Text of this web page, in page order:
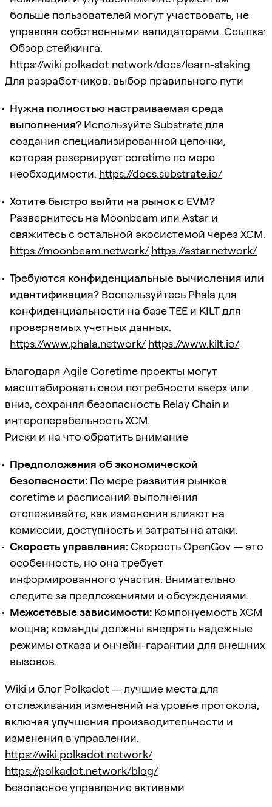
больше пользователей могут участвовать, не
управляя собственными валидаторами. Ссылка:
Обзор стейкинга.
https://wiki.polkadot.network/docs/learn-staking
Для разработчиков: выбор правильного пути
Нужна полностью настраиваемая среда
выполнения? Используйте Substrate для
создания специализированной цепочки,
которая резервирует coretime по мере
необходимости. https://docs.substrate.io/
Хотите быстро выйти на рынок с EVM?
Развернитесь на Moonbeam или Astar и
свяжитесь с остальной экосистемой через XCM.
https://moonbeam.network/ https://astar.network/
Требуются конфиденциальные вычисления или
идентификация? Воспользуйтесь Phala для
конфиденциальности на базе TEE и KILT для
проверяемых учетных данных.
https://www.phala.network/ https://www.kilt.io/
Благодаря Agile Coretime проекты могут
масштабировать свои потребности вверх или
вниз, сохраняя безопасность Relay Chain и
интероперабельность XCM.
Риски и на что обратить внимание
Предположения об экономической
безопасности: По мере развития рынков
coretime и расписаний выполнения
отслеживайте, как изменения влияют на
комиссии, доступность и затраты на атаки.
Скорость управления:Скорость OpenGov — это
особенность, но она требует
информированного участия. Внимательно
следите за предложениями и обсуждениями.
Межсетевые зависимости: Компонуемость XCM
мощна; команды должны внедрять надежные
режимы отказа и ончейн-гарантии для внешних
вызовов.
Wiki и блог Polkadot — лучшие места для
отслеживания изменений на уровне протокола,
включая улучшения производительности и
изменения в управлении.
https://wiki.polkadot.network/
https://polkadot.network/blog/
Безопасное управление активами